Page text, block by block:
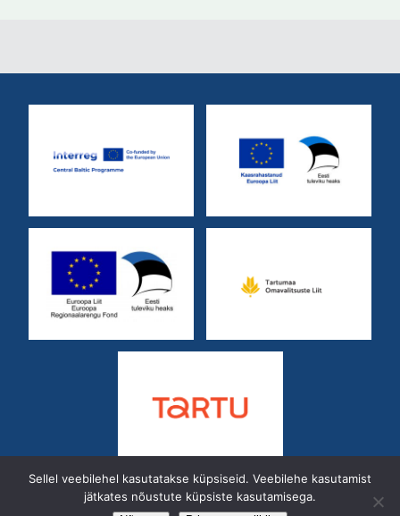
Kastani 42 50410 Telefon:7 428 402
Sellel veebilehel kasutatakse küpsiseid. Veebilehe kasutamist
jätkates nõustute küpsiste kasutamisega.